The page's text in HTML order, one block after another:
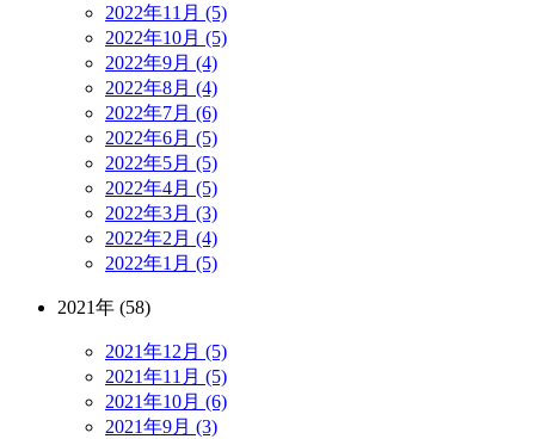
2022年11月 (5)
2022年10月 (5)
2022年9月 (4)
2022年8月 (4)
2022年7月 (6)
2022年6月 (5)
2022年5月 (5)
2022年4月 (5)
2022年3月 (3)
2022年2月 (4)
2022年1月 (5)
2021年 (58)
2021年12月 (5)
2021年11月 (5)
2021年10月 (6)
2021年9月 (3)